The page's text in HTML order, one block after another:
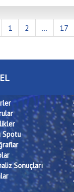
1 2 ... 17
Spotu
Sonuçları